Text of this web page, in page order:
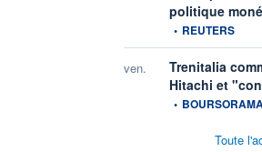
politique
• REUTERS
ven.
Trenitalia
Hitachi et
•
Toute